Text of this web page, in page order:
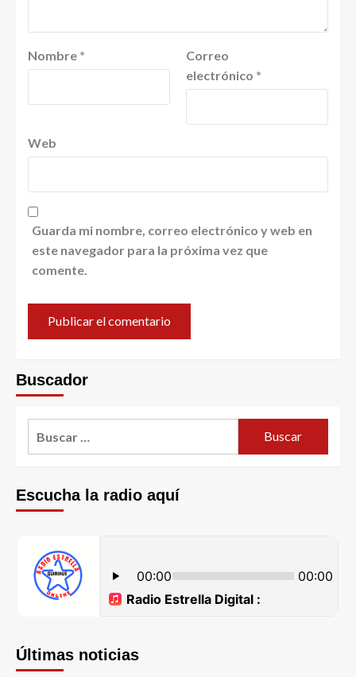
Nombre *
Correo
electrónico *
Web
Guarda mi nombre, correo electrónico y web en
este navegador para la próxima vez que
comente.
Buscador
Escucha la radio aquí
Últimas noticias